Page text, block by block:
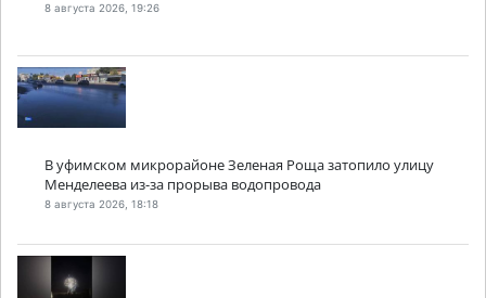
8 августа 2026, 19:26
В уфимском микрорайоне Зеленая Роща затопило улицу
Менделеева из-за прорыва водопровода
8 августа 2026, 18:18